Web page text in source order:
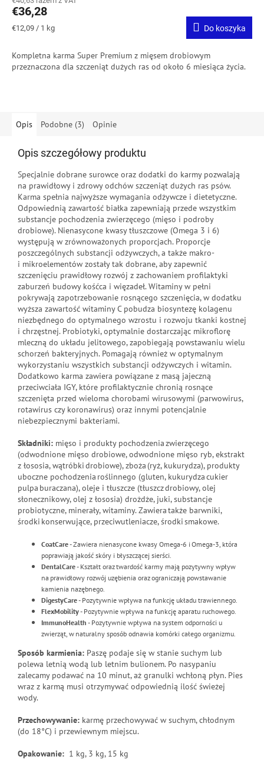
€36,28
Cena
€12,09 / 1 kg Do koszyka
Kompletna karma Super Premium z mięsem drobiowym
przeznaczona dla szczeniąt dużych ras od około 6 miesiąca życia.
Opis Podobne (3) Opinie
Opis szczegółowy produktu
Specjalnie dobrane surowce oraz dodatki do karmy pozwalają
na prawidłowy i zdrowy odchów szczeniąt dużych ras psów.
Karma spełnia najwyższe wymagania odżywcze i dietetyczne.
Odpowiednią zawartość białka zapewniają przede wszystkim
substancje pochodzenia zwierzęcego (mięso i podroby
drobiowe). Nienasycone kwasy tłuszczowe (Omega 3 i 6)
występują w zrównoważonych proporcjach. Proporcje
poszczególnych substancji odżywczych, a także makro-
i mikroelementów zostały tak dobrane, aby zapewnić
szczenięciu prawidłowy rozwój z zachowaniem profilaktyki
zaburzeń budowy kośćca i więzadeł. Witaminy w pełni
pokrywają zapotrzebowanie rosnącego szczenięcia, w dodatku
wyższa zawartość witaminy C pobudza biosyntezę kolagenu
niezbędnego do optymalnego wzrostu i rozwoju tkanki kostnej
i chrzęstnej. Probiotyki, optymalnie dostarczając mikroflorę
mleczną do układu jelitowego, zapobiegają powstawaniu wielu
schorzeń bakteryjnych. Pomagają również w optymalnym
wykorzystaniu wszystkich substancji odżywczych i witamin.
Dodatkowo karma zawiera powiązane z masą jajeczną
przeciwciała IGY, które profilaktycznie chronią rosnące
szczenięta przed wieloma chorobami wirusowymi (parwowirus,
rotawirus czy koronawirus) oraz innymi potencjalnie
niebezpiecznymi bakteriami.
Składniki: mięso i produkty pochodzenia zwierzęcego
(odwodnione mięso drobiowe, odwodnione mięso ryb, ekstrakt
z łososia, wątróbki drobiowe), zboża (ryż, kukurydza), produkty
uboczne pochodzenia roślinnego (gluten, kukurydza cukier
pulpa buraczana), oleje i tłuszcze (tłuszcz drobiowy, olej
słonecznikowy, olej z łososia) drożdże, juki, substancje
probiotyczne, minerały, witaminy. Zawiera także barwniki,
środki konserwujące, przeciwutleniacze, środki smakowe.
CoatCare- Zawiera nienasycone kwasy Omega-6 i Omega-3, która
poprawiają jakość skóry i błyszczącej sierści.
DentalCare- Kształt oraz twardość karmy mają pozytywny wpływ
na prawidłowy rozwój uzębienia oraz ograniczają powstawanie
kamienia nazębnego.
DigestyCare- Pozytywnie wpływa na funkcję układu trawiennego.
FlexMobility- Pozytywnie wpływa na funkcję aparatu ruchowego.
ImmunoHealth - Pozytywnie wpływa na system odporności u
zwierząt, w naturalny sposób odnawia komórki całego organizmu.
Sposób karmienia: Paszę podaje się w stanie suchym lub
polewa letnią wodą lub letnim bulionem. Po nasypaniu
zalecamy podawać na 10 minut, aż granulki wchłoną płyn. Pies
wraz z karmą musi otrzymywać odpowiednią ilość świeżej
wody.
Przechowywanie: karmę przechowywać w suchym, chłodnym
(do 18°C) i przewiewnym miejscu.
Opakowanie: 1 kg, 3 kg, 15 kg